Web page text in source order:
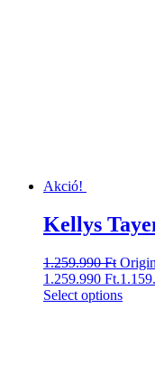
Akció!
Kellys
1.259.990Ft
1.259.990 Ft.
Select options